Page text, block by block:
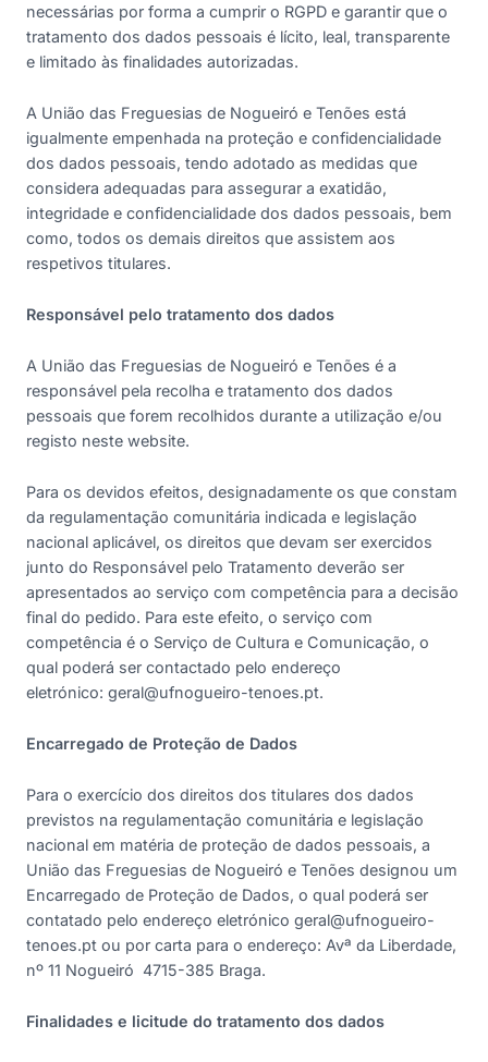
necessárias por forma a cumprir o RGPD e garantir que o
tratamento dos dados pessoais é lícito, leal, transparente
e limitado às finalidades autorizadas.
A União das Freguesias de Nogueiró e Tenões está
igualmente empenhada na proteção e confidencialidade
dos dados pessoais, tendo adotado as medidas que
considera adequadas para assegurar a exatidão,
integridade e confidencialidade dos dados pessoais, bem
como, todos os demais direitos que assistem aos
respetivos titulares.
Responsável pelo tratamento dos dados
A União das Freguesias de Nogueiró e Tenões é a
responsável pela recolha e tratamento dos dados
pessoais que forem recolhidos durante a utilização e/ou
registo neste website.
Para os devidos efeitos, designadamente os que constam
da regulamentação comunitária indicada e legislação
nacional aplicável, os direitos que devam ser exercidos
junto do Responsável pelo Tratamento deverão ser
apresentados ao serviço com competência para a decisão
final do pedido. Para este efeito, o serviço com
competência é o Serviço de Cultura e Comunicação, o
qual poderá ser contactado pelo endereço
eletrónico: geral@ufnogueiro-tenoes.pt.
Encarregado de Proteção de Dados
Para o exercício dos direitos dos titulares dos dados
previstos na regulamentação comunitária e legislação
nacional em matéria de proteção de dados pessoais, a
União das Freguesias de Nogueiró e Tenões designou um
Encarregado de Proteção de Dados, o qual poderá ser
contatado pelo endereço eletrónico geral@ufnogueiro-
tenoes.pt ou por carta para o endereço: Avª da Liberdade,
nº 11 Nogueiró 4715-385 Braga.
Finalidades e licitude do tratamento dos dados